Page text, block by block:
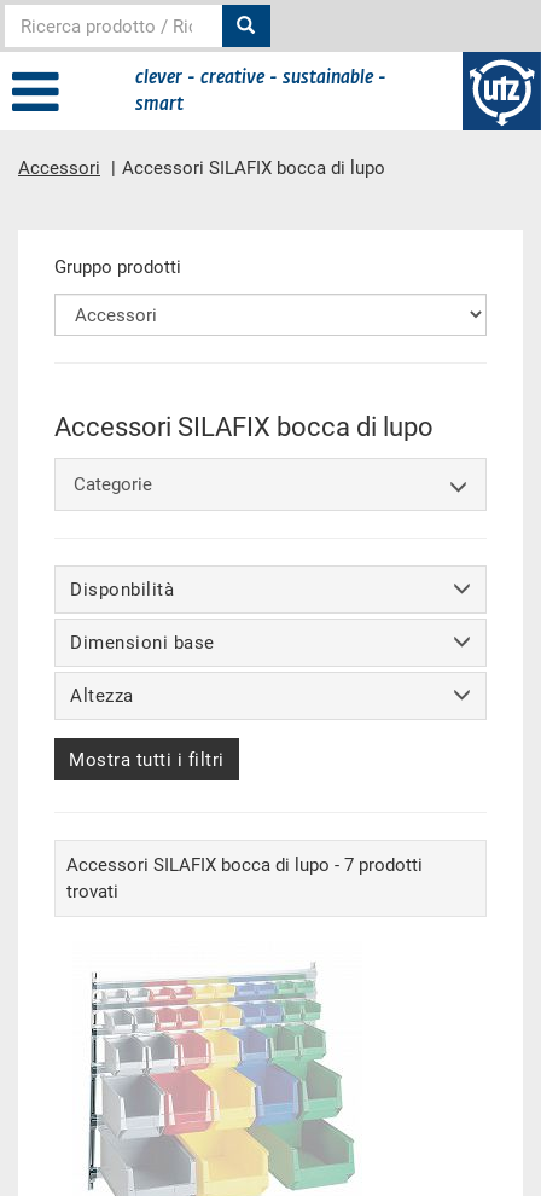
clever - creative - sustainable -
smart
Accessori Accessori SILAFIX bocca di lupo
contenuto principale
Gruppo prodotti
Accessori SILAFIX bocca di lupo
Categorie
Disponbilità
Dimensioni base
Altezza
Mostra tutti i filtri
Accessori SILAFIX bocca di lupo - 7 prodotti
trovati